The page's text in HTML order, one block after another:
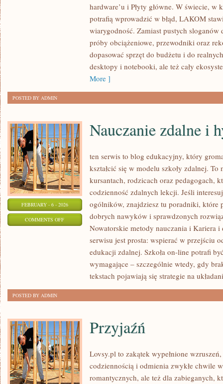
hardware’u i Płyty główne. W świecie,
potrafią wprowadzić w błąd, LAKOM
wiarygodność. Zamiast pustych sloganów
próby obciążeniowe, przewodniki oraz
dopasować sprzęt do budżetu i do
desktopy i notebooki, ale też cały
More ]
POSTED BY ADMIN
FEBRUARY - 6 - 2026
COMMENTS OFFON
NAUCZANIE
HYBRYDOWE
Nauczanie zdalne i
ten serwis to blog edukacyjny, który
kształcić się w modelu szkoły zdalnej.
kursantach, rodzicach oraz pedagogach,
codzienność zdalnych lekcji. Jeśli
ogólników, znajdziesz tu poradniki, które
dobrych nawyków i sprawdzonych
Nowatorskie metody nauczania i Kariera i
serwisu jest prosta: wspierać w przejściu
edukacji zdalnej. Szkoła on-line potrafi
wymagające – szczególnie wtedy, gdy
tekstach pojawiają się strategie na
POSTED BY ADMIN
Przyjaźń
Lovsy.pl to zakątek wypełnione
codziennością i odmienia zwykłe chwile
romantycznych, ale też dla zabieganych,